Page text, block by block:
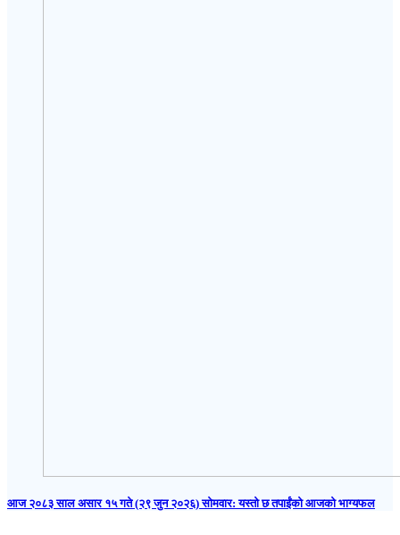
आज २०८३ साल असार १५ गते (२९ जुन २०२६) साेमवार: यस्तो छ तपाईंको आजको भाग्यफल